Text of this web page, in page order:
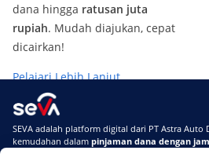
dana hingga ratusan juta
rupiah. Mudah diajukan, cepat
dicairkan!
Pelajari Lebih Lanjut
SEVA adalah platform digital dari PT Astra Auto
kemudahan dalam pinjaman dana dengan